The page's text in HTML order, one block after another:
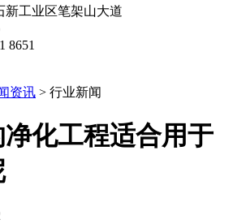
新工业区笔架山大道
8651
资讯 > 行业新闻
化工程适合用于